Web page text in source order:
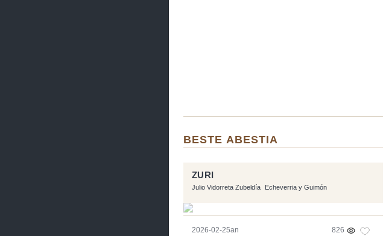
BESTE ABESTIA
ZURI
Julio Vidorreta Zubeldía Echeverria y Guimón
2026-02-25an 826